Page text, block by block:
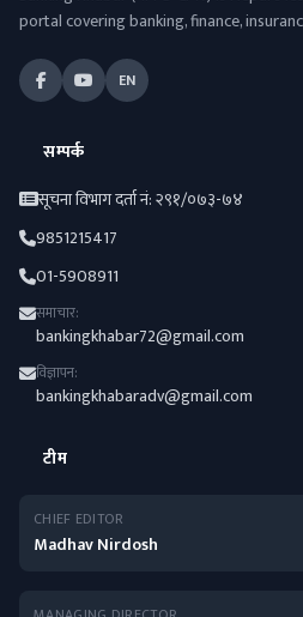
portal covering banking, finance,
EN
सम्पर्क
सूचना विभाग दर्ता नं: २९१/०७३-७४
9851215417
01-5908911
समाचार:
bankingkhabar72@gmail.com
विज्ञापन:
bankingkhabaradv@gmail.com
टीम
CHIEF EDITOR
Madhav Nirdosh